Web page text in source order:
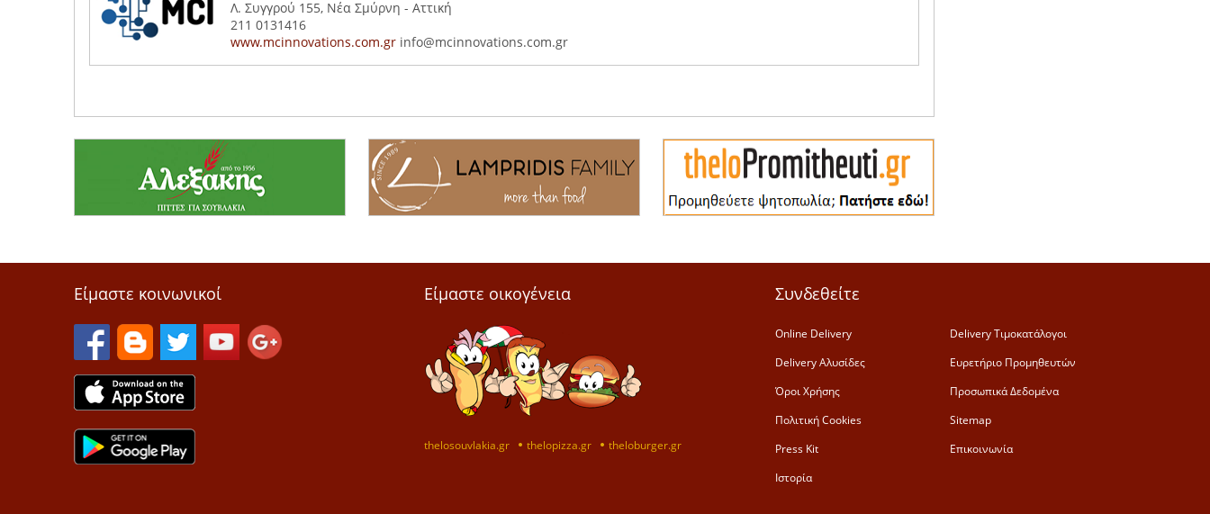
Λ. Συγγρού 155, Νέα Σμύρνη - Αττική
211 0131416
www.mcinnovations.com.gr info@mcinnovations.com.gr
Είμαστε κοινωνικοί Είμαστε οικογένεια
thelosouvlakia.gr thelopizza.gr theloburger.gr
Συνδεθείτε
Online Delivery
Delivery Τιμοκατάλογοι
Delivery Αλυσίδες
Ευρετήριο Προμηθευτών
Όροι Χρήσης
Προσωπικά Δεδομένα
Πολιτική Cookies
Sitemap
Press Kit
Επικοινωνία
Ιστορία